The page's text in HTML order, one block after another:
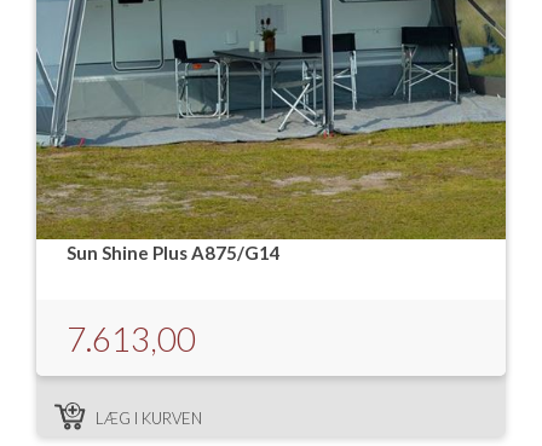
Sun Shine Plus A875/G14
7.613,00
LÆG I KURVEN